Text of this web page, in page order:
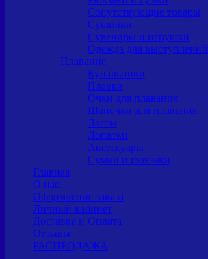
Сопутствующие товары
Сушилки
Сувениры и игрушки
Одежда для выступлений
Плавание
Купальники
Плавки
Очки для плавания
Шапочки для плавания
Ласты
Лопатки
Аксессуары
Сумки и рюкзаки
Главная
О нас
Оформление заказа
Личный кабинет
Доставка и Оплата
Отзывы
РАСПРОДАЖА